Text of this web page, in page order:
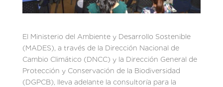
El Ministerio del Ambiente y Desarrollo Sostenible
(MADES), a través de la Dirección Nacional de
Cambio Climático (DNCC) y la Dirección General de
Protección y Conservación de la Biodiversidad
(DGPCB), lleva adelante la consultoría para la